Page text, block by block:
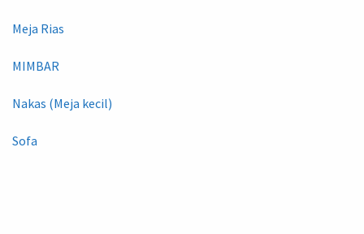
Meja Rias
MIMBAR
Nakas (Meja kecil)
Sofa